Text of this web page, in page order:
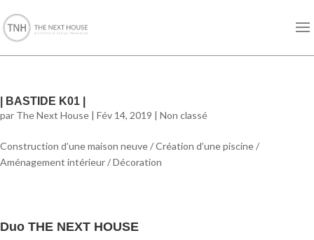
| BASTIDE K01 |
par The Next House | Fév 14, 2019 | Non classé
Construction d’une maison neuve / Création d’une piscine /
Aménagement intérieur / Décoration
Duo THE NEXT HOUSE